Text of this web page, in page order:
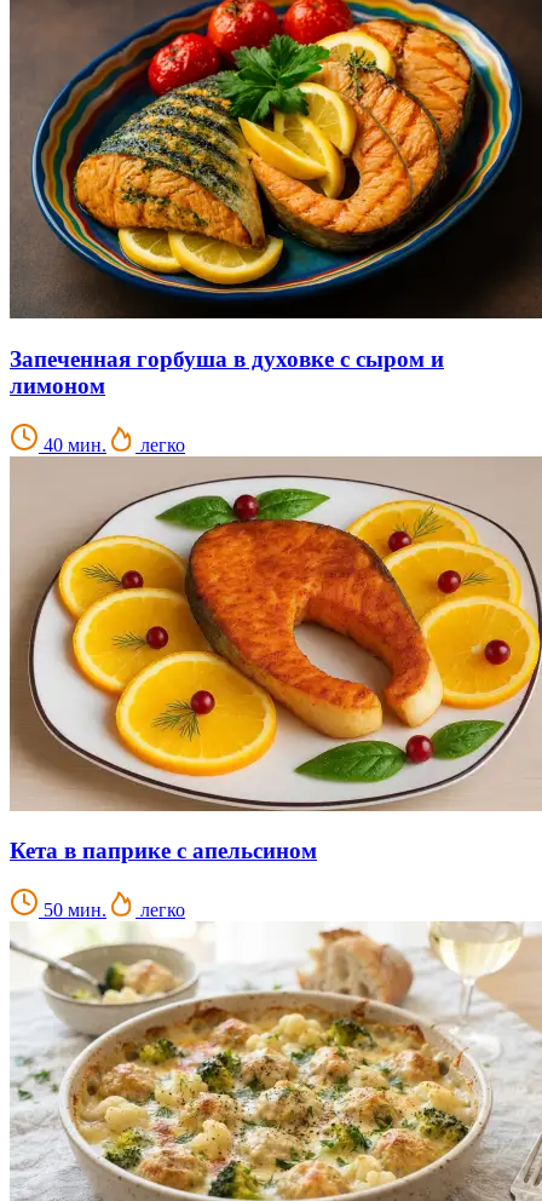
Запеченная горбуша в духовке с сыром и
лимоном
40 мин. легко
Кета в паприке с апельсином
50 мин. легко